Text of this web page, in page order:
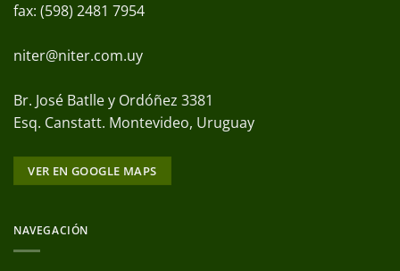
fax: (598) 2481 7954
niter@niter.com.uy
Br. José Batlle y Ordóñez 3381
Esq. Canstatt. Montevideo, Uruguay
VER EN GOOGLE MAPS
NAVEGACIÓN